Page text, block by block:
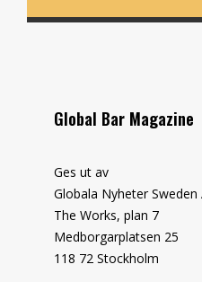
Global Bar Magazine
Ges ut av
Globala Nyheter Sweden
The Works, plan 7
Medborgarplatsen 25
118 72 Stockholm